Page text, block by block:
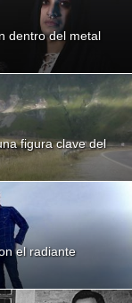
dentro del metal
figura clave del
el radiante